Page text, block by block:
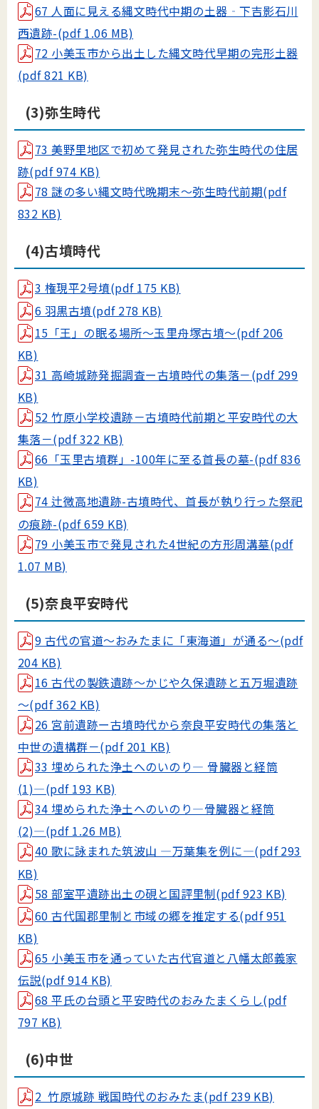
67 人面に見える縄文時代中期の土器‐下吉影石川
西遺跡-(pdf 1.06 MB)
72 小美玉市から出土した縄文時代早期の完形土器
(pdf 821 KB)
(3)弥生時代
73 美野里地区で初めて発見された弥生時代の住居
跡(pdf 974 KB)
78 謎の多い縄文時代晩期末～弥生時代前期(pdf
832 KB)
(4)古墳時代
3 権現平2号墳(pdf 175 KB)
6 羽黒古墳(pdf 278 KB)
15「王」の眠る場所～玉里舟塚古墳～(pdf 206
KB)
31 高崎城跡発掘調査ー古墳時代の集落－(pdf 299
KB)
52 竹原小学校遺跡－古墳時代前期と平安時代の大
集落－(pdf 322 KB)
66「玉里古墳群」-100年に至る首長の墓-(pdf 836
KB)
74 辻微高地遺跡-古墳時代、首長が執り行った祭祀
の痕跡-(pdf 659 KB)
79 小美玉市で発見された4世紀の方形周溝墓(pdf
1.07 MB)
(5)奈良平安時代
9 古代の官道～おみたまに「東海道」が通る～(pdf
204 KB)
16 古代の製鉄遺跡～かじや久保遺跡と五万堀遺跡
～(pdf 362 KB)
26 宮前遺跡ー古墳時代から奈良平安時代の集落と
中世の遺構群－(pdf 201 KB)
33 埋められた浄土へのいのり― 骨臓器と経筒
(1)―(pdf 193 KB)
34 埋められた浄土へのいのり―骨臓器と経筒
(2)―(pdf 1.26 MB)
40 歌に詠まれた筑波山 ―万葉集を例に―(pdf 293
KB)
58 部室平遺跡出土の硯と国評里制(pdf 923 KB)
60 古代国郡里制と市域の郷を推定する(pdf 951
KB)
65 小美玉市を通っていた古代官道と八幡太郎義家
伝説(pdf 914 KB)
68 平氏の台頭と平安時代のおみたまくらし(pdf
797 KB)
(6)中世
2 竹原城跡 戦国時代のおみたま(pdf 239 KB)